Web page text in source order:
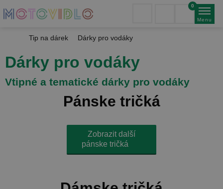
0
Menu
Tip na dárek Dárky pro vodáky
Dárky pro vodáky
Vtipné a tematické dárky pro vodáky
Pánske tričká
Zobrazit další
pánske tričká